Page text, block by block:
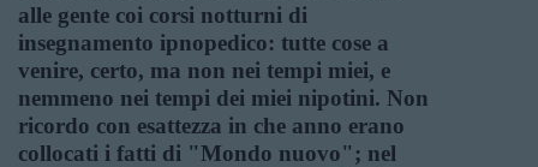
alle gente coi corsi notturni di
insegnamento ipnopedico: tutte cose a
venire, certo, ma non nei tempi miei, e
nemmeno nei tempi dei miei nipotini. Non
ricordo con esattezza in che anno erano
collocati i fatti di "Mondo nuovo"; nel